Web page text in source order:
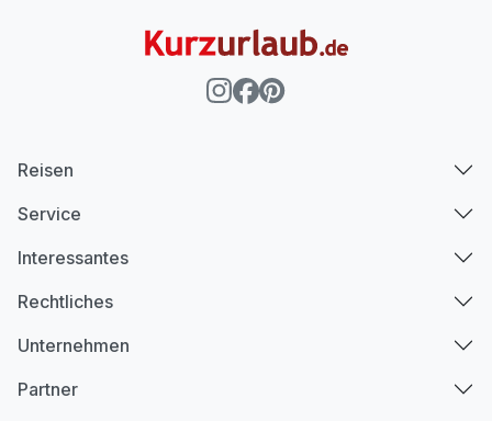
Reisen
Service
Interessantes
Rechtliches
Unternehmen
Partner